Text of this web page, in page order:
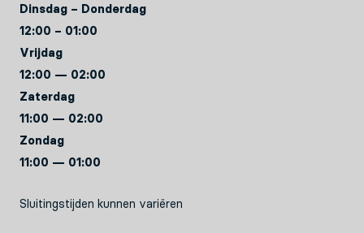
Dinsdag – Donderdag
12:00 – 01:00
Vrijdag
12:00 — 02:00
Zaterdag
11:00 — 02:00
Zondag
11:00 — 01:00
Sluitingstijden kunnen variëren